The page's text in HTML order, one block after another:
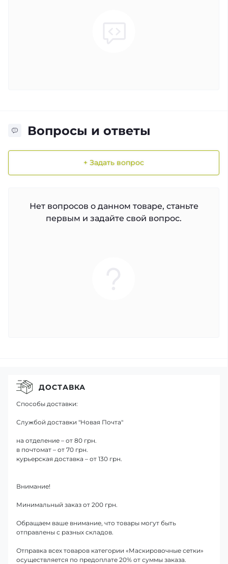
Вопросы и ответы
+ Задать вопрос
Нет вопросов о данном товаре, станьте
первым и задайте свой вопрос.
ДОСТАВКА
Способы доставки:
Службой доставки "Новая Почта"
на отделение – от 80 грн.
в почтомат – от 70 грн.
курьерская доставка – от 130 грн.
Внимание!
Минимальный заказ от 200 грн.
Обращаем ваше внимание, что товары могут быть
отправлены с разных складов.
Отправка всех товаров категории «Маскировочные сетки»
осуществляется по предоплате 20% от суммы заказа.